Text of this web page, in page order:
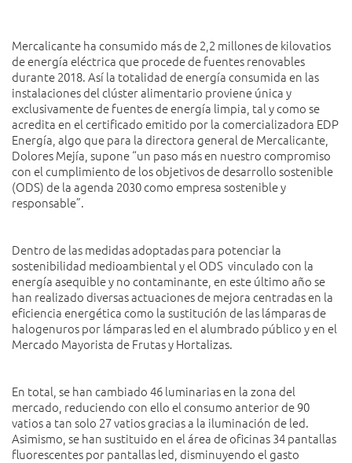
Mercalicante ha consumido más de 2,2 millones de kilovatios
de energía eléctrica que procede de fuentes renovables
durante 2018. Así la totalidad de energía consumida en las
instalaciones del clúster alimentario proviene única y
exclusivamente de fuentes de energía limpia, tal y como se
acredita en el certificado emitido por la comercializadora EDP
Energía, algo que para la directora general de Mercalicante,
Dolores Mejía, supone “un paso más en nuestro compromiso
con el cumplimiento de los objetivos de desarrollo sostenible
(ODS) de la agenda 2030 como empresa sostenible y
responsable”.
Dentro de las medidas adoptadas para potenciar la
sostenibilidad medioambiental y el ODS vinculado con la
energía asequible y no contaminante, en este último año se
han realizado diversas actuaciones de mejora centradas en la
eficiencia energética como la sustitución de las lámparas de
halogenuros por lámparas led en el alumbrado público y en el
Mercado Mayorista de Frutas y Hortalizas.
En total, se han cambiado 46 luminarias en la zona del
mercado, reduciendo con ello el consumo anterior de 90
vatios a tan solo 27 vatios gracias a la iluminación de led.
Asimismo, se han sustituido en el área de oficinas 34 pantallas
fluorescentes por pantallas led, disminuyendo el gasto